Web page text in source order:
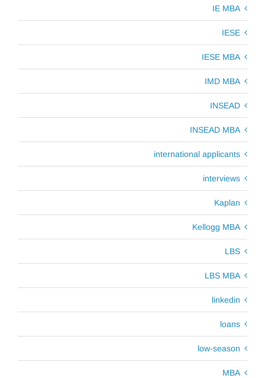
IE MBA
IESE
IESE MBA
IMD MBA
INSEAD
INSEAD MBA
international applicants
interviews
Kaplan
Kellogg MBA
LBS
LBS MBA
linkedin
loans
low-season
MBA